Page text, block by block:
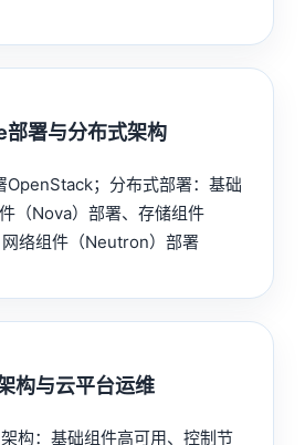
署与分布式架构
；分布式部署：基础
（Nova）部署、存储组件
网络组件（Neutron）部署
构与云平台运维
构：基础组件高可用、控制节